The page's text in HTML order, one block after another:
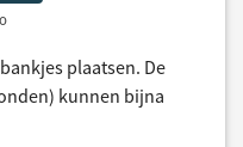
plaatsen. De
kunnen bijna